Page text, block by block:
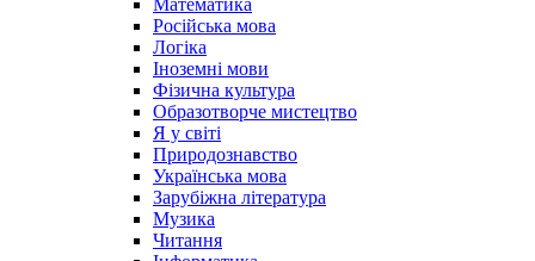
Математика
Російська мова
Логіка
Іноземні мови
Фізична культура
Образотворче мистецтво
Я у світі
Природознавство
Українська мова
Зарубіжна література
Музика
Читання